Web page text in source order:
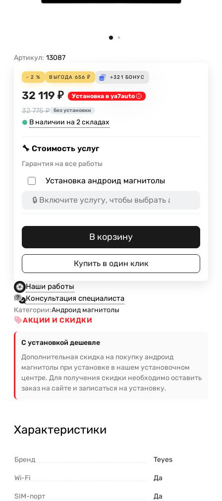
Артикул: 13087
- 2 % ВЫГОДА 656 ₽ +321 БОНУС
32 119 ₽ Установка в ya7auto
32 775 ₽ без установки
В наличии на 2 складах
🔧 Стоимость услуг
Гарантия на все работы
Установка андроид магнитолы
В корзину
Купить в один клик
Наши работы
Консультация специалиста
Категории:Андроид магнитолы
АКЦИИ И СКИДКИ
С установкой дешевле
Дополнительная скидка на покупку андроид
магнитолы при установке в нашем установочном
центре. Для получения скидки необходимо оставить
заказ на сайте и записаться на установку.
Характеристики
Бренд Teyes
Wi-Fi Да
SIM-порт Да